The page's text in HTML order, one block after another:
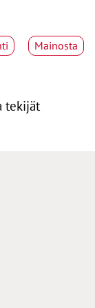
Mainosta
tekijät